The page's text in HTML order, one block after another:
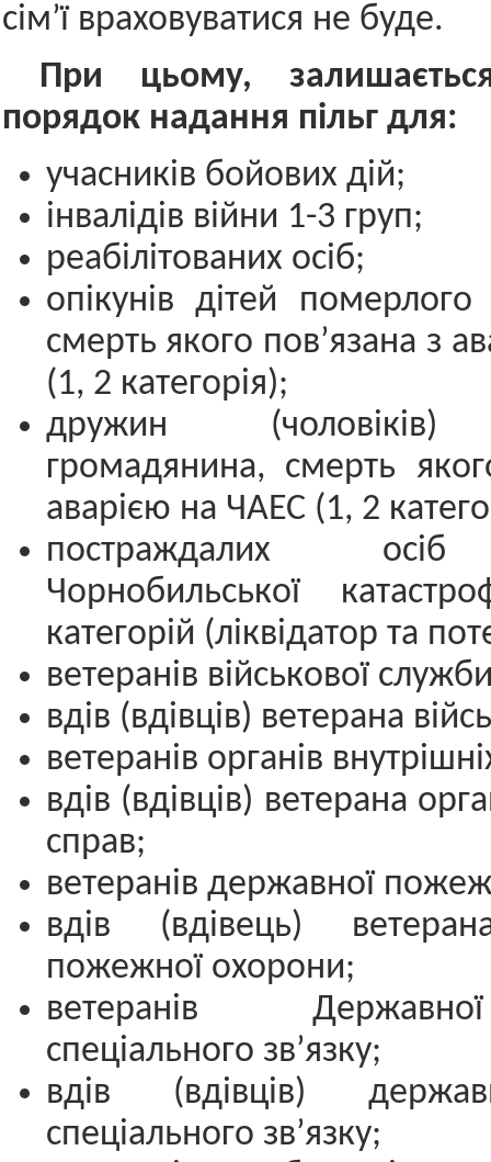
сім’ї враховуватися не буде.
При цьому,
порядок надання пільг для:
учасників бойових дій;
інвалідів війни 1-3 груп;
реабілітованих осіб;
опікунів дітей
смерть якого пов’язана з
(1, 2 категорія);
дружин (чоловіків)
громадянина, смерть
аварією на ЧАЕС (1, 2
постраждалих осіб
Чорнобильської
категорій (ліквідатор та
ветеранів військової
вдів (вдівців) ветерана
ветеранів органів
вдів (вдівців) ветерана
справ;
ветеранів державної
вдів (вдівець)
пожежної охорони;
ветеранів
спеціального зв’язку;
вдів (вдівців)
спеціального зв’язку;